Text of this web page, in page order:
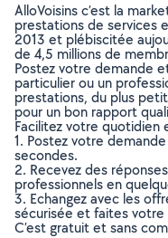
AlloVoisins c’est la
prestations de services
2013 et plébiscitée
de 4,5 millions de
Postez votre demande
particulier ou un
prestations, du plus
pour un bon rapport
Facilitez votre quotidien
1. Postez votre
secondes.
2. Recevez des
professionnels en
3. Echangez avec les
sécurisée et faites votre
C’est gratuit et sans